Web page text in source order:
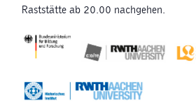
Raststätte ab 20.00 nachgehen.